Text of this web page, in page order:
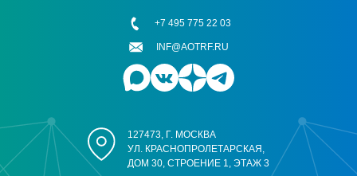
127473, Г. МОСКВА
УЛ. КРАСНОПРОЛЕТАРСКАЯ,
ДОМ 30, СТРОЕНИЕ 1, ЭТАЖ 3
+7 495 775 22 03
INF@AOTRF.RU